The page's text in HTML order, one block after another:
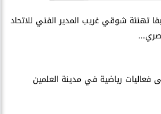
تهنئة شوقي غريب المدير الفني للاتحاد
فعاليات رياضية في مدينة العلمين